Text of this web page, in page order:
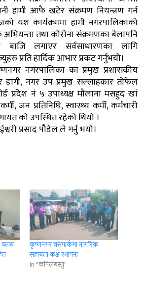
हामी आफै खटेर संक्रमण नियन्त्रण गर्न
यश कार्यक्रममा हामी नगरपालिकाको
तथा कोरोना संक्रमणका बेलापनि
बाजि लगाएर सर्वसाधारणका लागि
प्रति हार्दिक आभार प्रकट गर्नुभयो।
नगरपालिका का प्रमुख प्रशासकीय
डांगी, नगर उप प्रमुख सल्लाहकार तोफेल
प्रदेश नं ५ उपाध्यक्ष मौलाना मसहुद खां
जन प्रतिनिधि, स्वास्थ्य कर्मी, कर्मचारी
को उपस्थित रहेको थियो ।
प्रसाद पौडेल ले गर्नु भयो।
क्लब
कृष्णनगर बसपार्कमा नागरिक
सहायता कक्ष स्थापना
In "कपिलबस्तु"